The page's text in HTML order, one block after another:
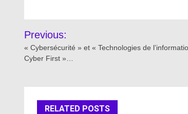
Post
navigation
Previous:
« Cybersécurité » et « Technologies de
Cyber ​​​​First »…
RELATED POSTS